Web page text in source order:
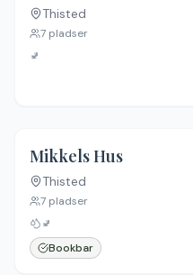
Thisted
7 pladser
🚽
Mikkels Hus
Thisted
7 pladser
🚽
Bookbar